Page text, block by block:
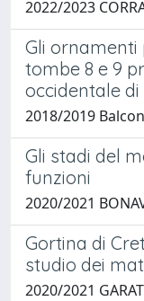
2022/2023
Gli ornamenti
tombe 8 e 9
occidentale di
2018/2019
Gli stadi del
funzioni
2020/2021
Gortina di
studio dei
2020/2021